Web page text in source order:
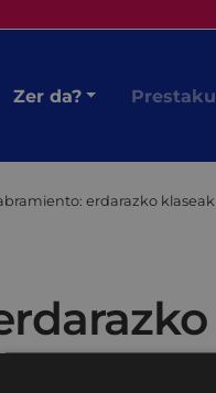
Zer da?
erdarazko klaseak